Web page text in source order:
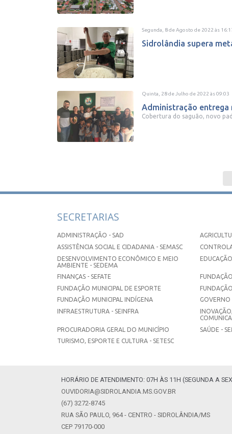
Segunda, 8 de Agosto de 2022 às
Sidrolândia supera
Quinta, 28 de Julho de 2022 às09:03
Administração entrega
Cobertura do saguão, novo
SECRETARIAS
ADMINISTRAÇÃO - SAD
ASSISTÊNCIA SOCIAL E CIDADANIA - SEMASC
DESENVOLVIMENTO ECONÔMICO E MEIO
AMBIENTE - SEDEMA
FINANÇAS - SEFATE
FUNDAÇÃO MUNICIPAL DE ESPORTE
FUNDAÇÃO MUNICIPAL INDÍGENA
GOVERNO
INFRAESTRUTURA - SEINFRA
PROCURADORIA GERAL DO MUNICÍPIO
SAÚDE -
TURISMO, ESPORTE E CULTURA - SETESC
HORÁRIO DE ATENDIMENTO: 07H ÀS 11H (SEGUNDA A
OUVIDORIA@SIDROLANDIA.MS.GOV.BR
(67) 3272-8745
RUA SÃO PAULO, 964 - CENTRO - SIDROLÂNDIA/MS
CEP 79170-000